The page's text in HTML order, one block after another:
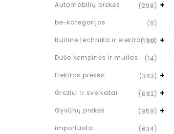
Automobilių prekės
(298)
be-kategorijos
(6)
Buitinė technika ir elektronika
(120)
Dušo kempinės ir muilas
(14)
Elektros prekės
(363)
Grožiui ir sveikatai
(682)
Gyvūnų prekės
(959)
importuota
(634)